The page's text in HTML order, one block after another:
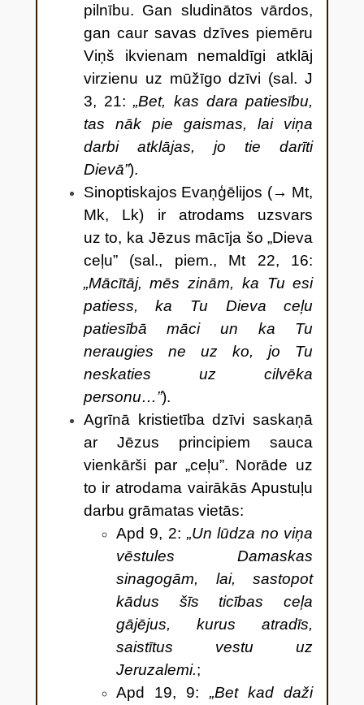
pilnību. Gan sludinātos vārdos,
gan caur savas dzīves piemēru
Viņš ikvienam nemaldīgi atklāj
virzienu uz mūžīgo dzīvi (sal. J
3, 21:„Bet, kas dara patiesību,
tas nāk pie gaismas, lai viņa
darbi atklājas, jo tie darīti
Dievā”).
Sinoptiskajos Evaņģēlijos (→ Mt,
Mk, Lk) ir atrodams uzsvars
uz to, ka Jēzus mācīja šo „Dieva
ceļu” (sal., piem., Mt 22, 16:
„Mācītāj, mēs zinām, ka Tu esi
patiess, ka Tu Dieva ceļu
patiesībā māci un ka Tu
neraugies ne uz ko, jo Tu
neskaties uz cilvēka
personu…”).
Agrīnā kristietība dzīvi saskaņā
ar Jēzus principiem sauca
vienkārši par „ceļu”. Norāde uz
to ir atrodama vairākās Apustuļu
darbu grāmatas vietās:
Apd 9, 2: „Un lūdza no viņa
vēstules Damaskas
sinagogām, lai, sastopot
kādus šīs ticības ceļa
gājējus, kurus atradīs,
saistītus vestu uz
Jeruzalemi.;
Apd 19, 9: „Bet kad daži